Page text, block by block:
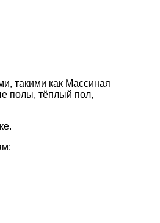
такими как Массиная
полы, тёплый пол,